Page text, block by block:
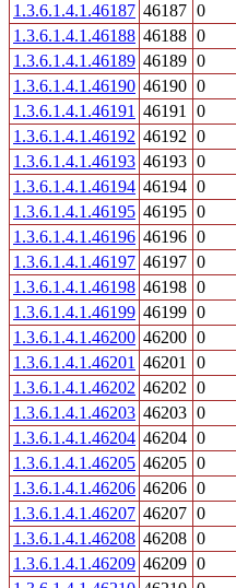
1.3.6.1.4.1.46187 46187 0
1.3.6.1.4.1.46188 46188 0
1.3.6.1.4.1.46189 46189 0
1.3.6.1.4.1.46190 46190 0
1.3.6.1.4.1.46191 46191 0
1.3.6.1.4.1.46192 46192 0
1.3.6.1.4.1.46193 46193 0
1.3.6.1.4.1.46194 46194 0
1.3.6.1.4.1.46195 46195 0
1.3.6.1.4.1.46196 46196 0
1.3.6.1.4.1.46197 46197 0
1.3.6.1.4.1.46198 46198 0
1.3.6.1.4.1.46199 46199 0
1.3.6.1.4.1.46200 46200 0
1.3.6.1.4.1.46201 46201 0
1.3.6.1.4.1.46202 46202 0
1.3.6.1.4.1.46203 46203 0
1.3.6.1.4.1.46204 46204 0
1.3.6.1.4.1.46205 46205 0
1.3.6.1.4.1.46206 46206 0
1.3.6.1.4.1.46207 46207 0
1.3.6.1.4.1.46208 46208 0
1.3.6.1.4.1.46209 46209 0